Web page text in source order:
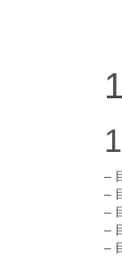
–
–
–
–
–